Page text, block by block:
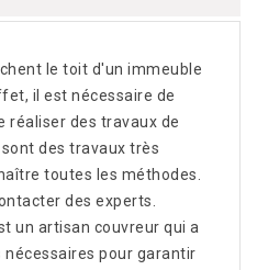
le toit d'un immeuble
il est nécessaire de
réaliser des travaux de
des travaux très
toutes les méthodes.
des experts.
un artisan couvreur qui a
nécessaires pour garantir